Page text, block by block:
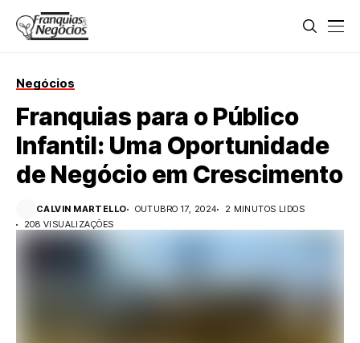
Negócios
Franquias para o Público
Infantil: Uma Oportunidade
de Negócio em Crescimento
CALVIN MARTELLO OUTUBRO 17, 2024
2 MINUTOS LIDOS
208 VISUALIZAÇÕES